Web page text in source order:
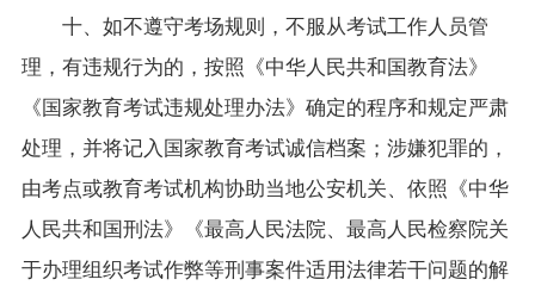
十、如不遵守考场规则，不服从考试工作人员管
理，有违规行为的，按照《中华人民共和国教育法》
《国家教育考试违规处理办法》确定的程序和规定严肃
处理，并将记入国家教育考试诚信档案；涉嫌犯罪的，
由考点或教育考试机构协助当地公安机关、依照《中华
人民共和国刑法》《最高人民法院、最高人民检察院关
于办理组织考试作弊等刑事案件适用法律若干问题的解